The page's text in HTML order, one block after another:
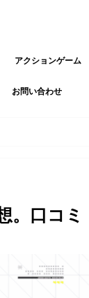
アクションゲーム
お問い合わせ
。口コミ